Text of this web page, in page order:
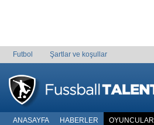
Futbol Şartlar ve koşullar
ANASAYFA HABERLER OYUNCULAR